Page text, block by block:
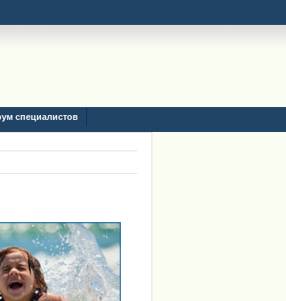
специалистов